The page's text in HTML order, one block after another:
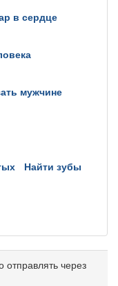
в сердце
мужчине
найти зубы
через